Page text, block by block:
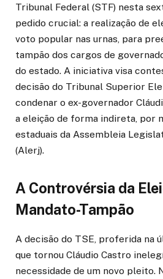
Tribunal Federal (STF) nesta
pedido crucial: a realização de
voto popular nas urnas, para
tampão dos cargos de
do estado. A iniciativa visa
decisão do Tribunal Superior
condenar o ex-governador
a eleição de forma indireta, por
estaduais da Assembleia
(Alerj).
A Controvérsia da
Mandato-Tampão
A decisão do TSE, proferida na
que tornou Cláudio Castro
necessidade de um novo pleito.